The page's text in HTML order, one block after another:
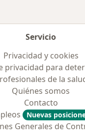
Servicio
Privacidad y cookies
privacidad para
de la
Quiénes somos
Contacto
Nuevas
Generales de